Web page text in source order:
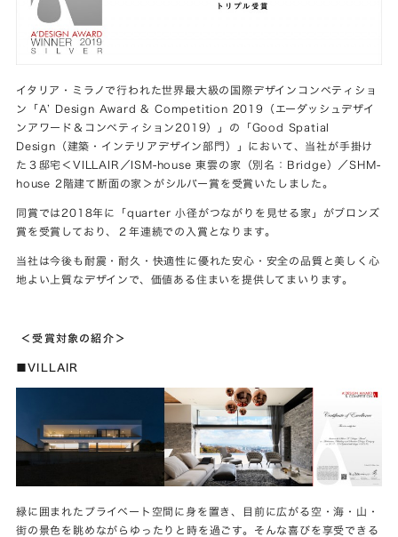
イタリア・ミラノで行われた世界最大級の国際デザインコンペティショ
ン「A’ Design Award & Competition 2019（エーダッシュデザイ
ンアワード＆コンペティション2019）」の「Good Spatial
Design（建築・インテリアデザイン部門）」において、当社が手掛け
た３邸宅＜VILLAIR／ISM-house 東雲の家（別名：Bridge）／SHM-
house 2階建て断面の家＞がシルバー賞を受賞いたしました。
同賞では2018年に「quarter 小径がつながりを見せる家」がブロンズ
賞を受賞しており、２年連続での入賞となります。
当社は今後も耐震・耐久・快適性に優れた安心・安全の品質と美しく心
地よい上質なデザインで、価値ある住まいを提供してまいります。
＜受賞対象の紹介＞
■VILLAIR
緑に囲まれたプライベート空間に身を置き、目前に広がる空・海・山・
街の景色を眺めながらゆったりと時を過ごす。そんな喜びを享受できる